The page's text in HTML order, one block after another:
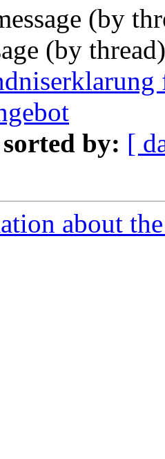
(by
(by
sorted by: [
about